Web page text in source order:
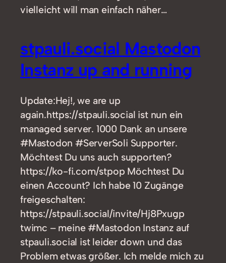
vielleicht will man einfach näher…
stpauli.social Mastodon
Instanz up and running
Update:Hej!, we are up
again.https://stpauli.social ist nun ein
managed server. 1000 Dank an unsere
#Mastodon #ServerSoli Supporter.
Möchtest Du uns auch supporten?
https://ko-fi.com/stpop Möchtest Du
einen Account? Ich habe 10 Zugänge
freigeschalten:
https://stpauli.social/invite/Hj8Pxugp
twimc – meine #Mastodon Instanz auf
stpauli.social ist leider down und das
Problem etwas größer. Ich melde mich zu